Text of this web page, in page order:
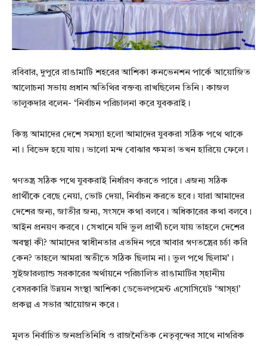
রবিবার, দুপুরে রাঙামাটি শহরের আশিকা কনভেনশন পার্কে আয়োজিত
আলোচনা সভায় প্রধান অতিথির বক্তব্য রাখছিলেন তিনি। কাজল
তালুকদার বলেন- ‘নির্বাচন পরিচালনা করে যুবকরাই।
কিন্তু আমাদের দেশে সমস্যা হলো আমাদের যুবকরা সঠিক পথে থাকে
না। বিভেদ হয়ে যায়। ভালো মন্দ বোঝার ক্ষমতা তখন হারিয়ে ফেলে।
গণতন্ত্র সঠিক পথে যুবকরাই নির্ধারণ করতে পারে। এজন্য সঠিক
প্রার্থীকে বেছে নেয়া, ভোট দেয়া, নির্বাচন করতে হবে। যারা আমাদের
দেশের জন্য, জাতীর জন্য, সংসদে কথা বলবে। অধিকারের কথা বলবে।
আইন প্রনয়ণ করবে। সেখানে যদি ভুল প্রার্থী চলে যায় তাহলে দেশের
অবস্থা কী? আমাদের স্বাধীনতার এতদিন পরে আবার গণতন্ত্রের চর্চা করি
কেন? তাহলে আমরা অতীতে সঠিক ছিলাম না। ভুল পথে ছিলাম’।
সুইজারল্যান্ড সরকারের অর্থায়নে পরিচালিত রাঙামাটির স্হানীয়
বেসরকারি উন্নয়ন সংস্থা আশিকা ডেভেলপমেন্ট এসোসিয়েট ‘আস্হা’
প্রকল্প এ সভার আয়োজন করে।
মূলত নির্বাচিত জনপ্রতিনিধি ও রাজনৈতিক নেতৃবৃন্দের সাথে নাগরিক